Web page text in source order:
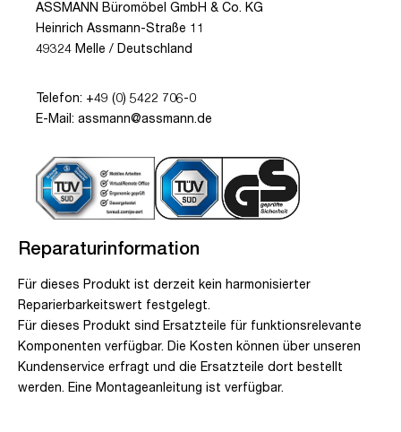
ASSMANN Büromöbel GmbH & Co. KG
Heinrich Assmann-Straße 11
49324 Melle / Deutschland
Telefon: +49 (0) 5422 706-0
E-Mail: assmann@assmann.de
Reparaturinformation
Für dieses Produkt ist derzeit kein harmonisierter
Reparierbarkeitswert festgelegt.
Für dieses Produkt sind Ersatzteile für funktionsrelevante
Komponenten verfügbar. Die Kosten können über unseren
Kundenservice erfragt und die Ersatzteile dort bestellt
werden. Eine Montageanleitung ist verfügbar.